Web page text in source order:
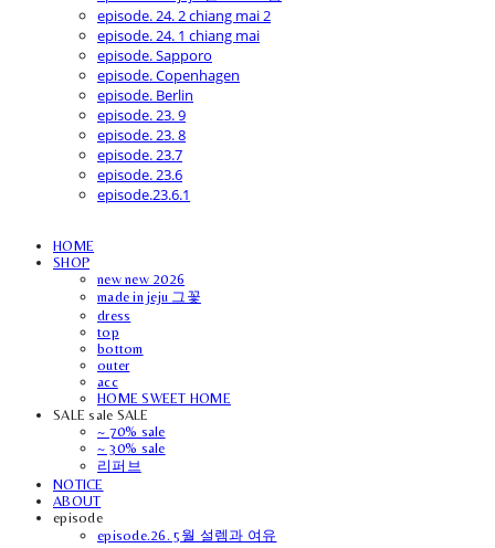
episode. 24. 2 chiang mai 2
episode. 24. 1 chiang mai
episode. Sapporo
episode. Copenhagen
episode. Berlin
episode. 23. 9
episode. 23. 8
episode. 23.7
episode. 23.6
episode.23.6.1
HOME
SHOP
new new 2026
made in jeju 그꽃
dress
top
bottom
outer
acc
HOME SWEET HOME
SALE sale SALE
~ 70% sale
~ 30% sale
리퍼브
NOTICE
ABOUT
episode
episode.26. 5월 설렘과 여유